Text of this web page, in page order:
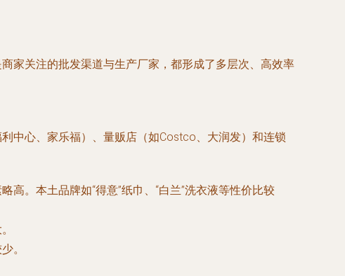
家关注的批发渠道与生产厂家，都形成了多层次、高效率
中心、家乐福）、量贩店（如Costco、大润发）和连锁
。本土品牌如“得意”纸巾、“白兰”洗衣液等性价比较
。